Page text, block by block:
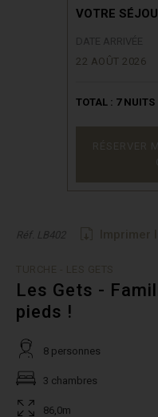
VOTRE
22 AOÛT 2026
TOTAL : 7NUITS
Réf. LB402
Les Gets -
pieds !
8 personnes
3 chambres
86,0m